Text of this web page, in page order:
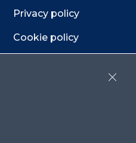
Privacy policy
Cookie policy